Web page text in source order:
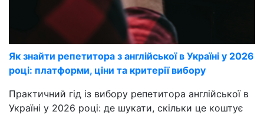
Як знайти репетитора з англійської в Україні у 2026
році: платформи, ціни та критерії вибору
Практичний гід із вибору репетитора англійської в
Україні у 2026 році: де шукати, скільки це коштує